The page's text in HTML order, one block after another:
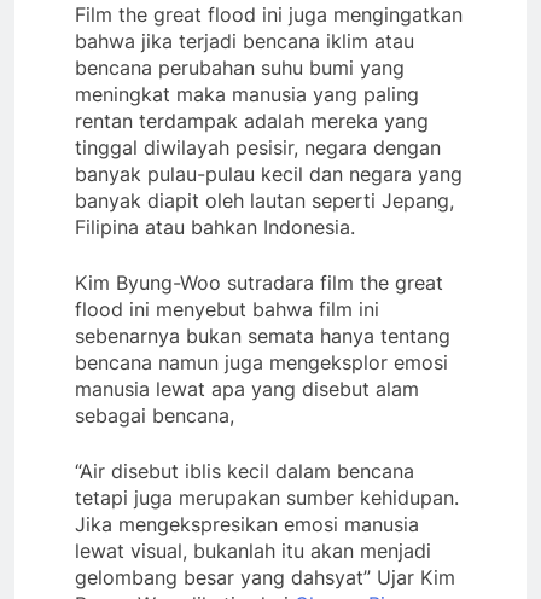
Film the great flood ini juga mengingatkan
bahwa jika terjadi bencana iklim atau
bencana perubahan suhu bumi yang
meningkat maka manusia yang paling
rentan terdampak adalah mereka yang
tinggal diwilayah pesisir, negara dengan
banyak pulau-pulau kecil dan negara yang
banyak diapit oleh lautan seperti Jepang,
Filipina atau bahkan Indonesia.
Kim Byung-Woo sutradara film the great
flood ini menyebut bahwa film ini
sebenarnya bukan semata hanya tentang
bencana namun juga mengeksplor emosi
manusia lewat apa yang disebut alam
sebagai bencana,
“Air disebut iblis kecil dalam bencana
tetapi juga merupakan sumber kehidupan.
Jika mengekspresikan emosi manusia
lewat visual, bukanlah itu akan menjadi
gelombang besar yang dahsyat” Ujar Kim